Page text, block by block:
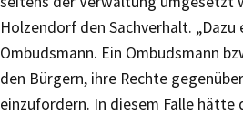
Holzendorf den Sachverhalt. „Dazu
Ombudsmann. Ein Ombudsmann
den Bürgern, ihre Rechte
einzufordern. In diesem Falle hätte